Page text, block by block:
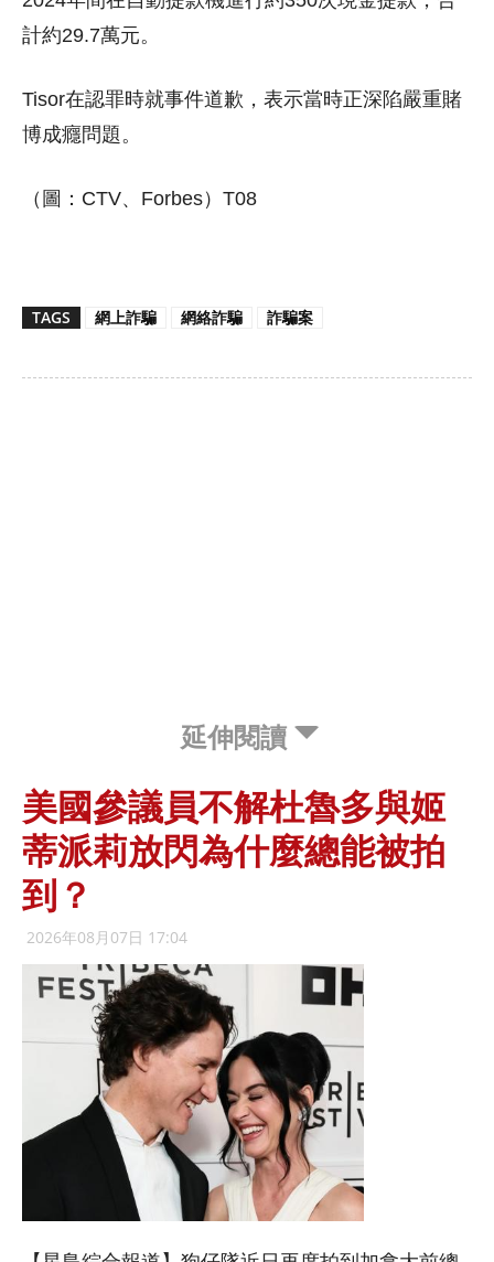
計約29.7萬元。
Tisor在認罪時就事件道歉，表示當時正深陷嚴重賭
博成癮問題。
（圖：CTV、Forbes）T08
TAGS 網上詐騙 網絡詐騙 詐騙案
延伸閱讀
美國參議員不解杜魯多與姬
蒂派莉放閃為什麼總能被拍
到？
2026年08月07日 17:04